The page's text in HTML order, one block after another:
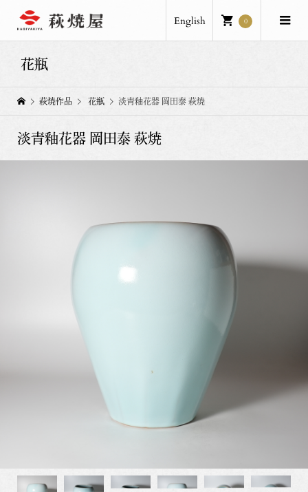
English 0
花瓶
萩焼作品 花瓶 淡青釉花器 岡田泰 萩焼
淡青釉花器 岡田泰 萩焼